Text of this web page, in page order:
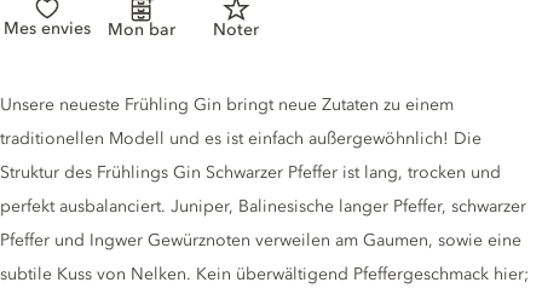
Mes envies Mon bar Noter
Gin description
Unsere neueste Frühling Gin bringt neue Zutaten zu einem
traditionellen Modell und es ist einfach außergewöhnlich! Die
Struktur des Frühlings Gin Schwarzer Pfeffer ist lang, trocken und
perfekt ausbalanciert. Juniper, Balinesische langer Pfeffer, schwarzer
Pfeffer und Ingwer Gewürznoten verweilen am Gaumen, sowie eine
subtile Kuss von Nelken. Kein überwältigend Pfeffergeschmack hier;